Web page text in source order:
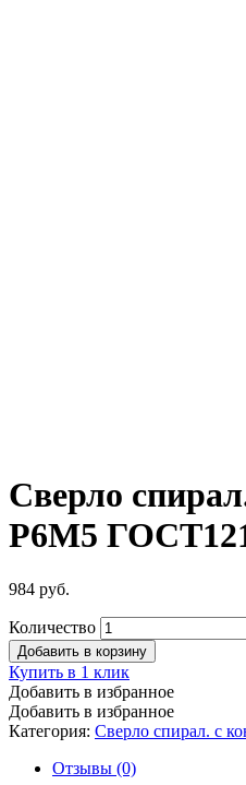
Сверло
Р6М5
984 руб.
Количество
Добавить в корзину
Купить в 1 клик
Добавить в избранное
Добавить в избранное
Категория: Сверло спирал. с
Отзывы (0)